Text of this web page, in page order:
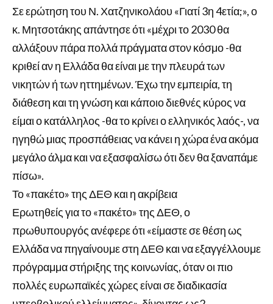
Σε ερώτηση του Ν. Χατζηνικολάου «Γιατί 3η 4ετία;», ο
κ. Μητσοτάκης απάντησε ότι «μέχρι το 2030 θα
αλλάξουν πάρα πολλά πράγματα στον κόσμο -θα
κριθεί αν η Ελλάδα θα είναι με την πλευρά των
νικητών ή των ηττημένων. Έχω την εμπειρία, τη
διάθεση και τη γνώση και κάποιο διεθνές κύρος να
είμαι ο κατάλληλος -θα το κρίνει ο ελληνικός λαός-, να
ηγηθώ μιας προσπάθειας να κάνει η χώρα ένα ακόμα
μεγάλο άλμα και να εξασφαλίσω ότι δεν θα ξαναπάμε
πίσω».
Το «πακέτο» της ΔΕΘ και η ακρίβεια
Ερωτηθείς για το «πακέτο» της ΔΕΘ, ο
πρωθυπουργός ανέφερε ότι «είμαστε σε θέση ως
Ελλάδα να πηγαίνουμε στη ΔΕΘ και να εξαγγέλλουμε
πρόγραμμα στήριξης της κοινωνίας, όταν οι πιο
πολλές ευρωπαϊκές χώρες είναι σε διαδικασία